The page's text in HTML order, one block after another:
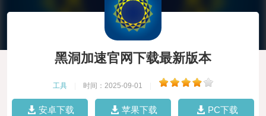
黑洞加速官网下载最新版本
工具 时间：2025-09-01
安卓下载 苹果下载 PC下载